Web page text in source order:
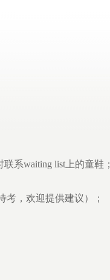
系waiting list上的童鞋；
，欢迎提供建议）；